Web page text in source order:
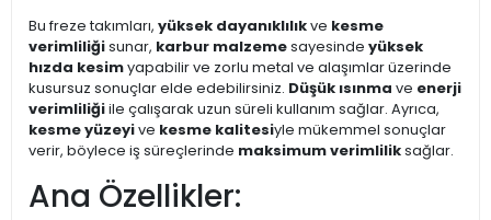
Bu freze takımları, yüksek dayanıklılıkve kesme
verimliliğisunar, karbur malzemesayesinde yüksek
hızda kesimyapabilir ve zorlu metal ve alaşımlar üzerinde
kusursuz sonuçlar elde edebilirsiniz. Düşük ısınma ve enerji
verimliliğiile çalışarak uzun süreli kullanım sağlar. Ayrıca,
kesme yüzeyive kesme kalitesiyle mükemmel sonuçlar
verir, böylece iş süreçlerinde maksimum verimliliksağlar.
Ana Özellikler: